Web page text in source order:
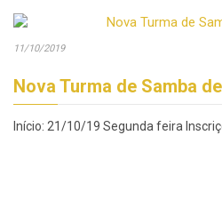
11/10/2019
Nova Turma de Samba
Início: 21/10/19 Segunda feira